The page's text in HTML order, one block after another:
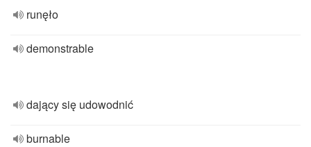
runęło
demonstrable
dający się udowodnić
burnable